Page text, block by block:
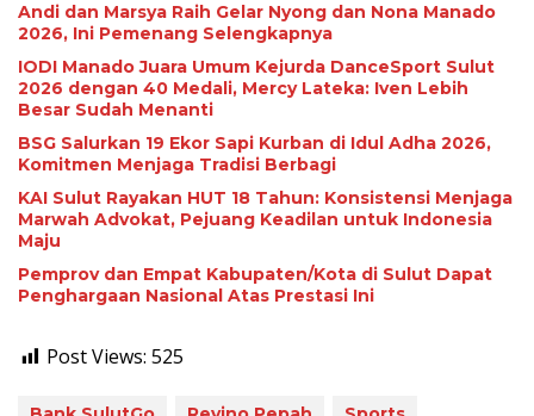
Andi dan Marsya Raih Gelar Nyong dan Nona Manado
2026, Ini Pemenang Selengkapnya
IODI Manado Juara Umum Kejurda DanceSport Sulut
2026 dengan 40 Medali, Mercy Lateka: Iven Lebih
Besar Sudah Menanti
BSG Salurkan 19 Ekor Sapi Kurban di Idul Adha 2026,
Komitmen Menjaga Tradisi Berbagi
KAI Sulut Rayakan HUT 18 Tahun: Konsistensi Menjaga
Marwah Advokat, Pejuang Keadilan untuk Indonesia
Maju
Pemprov dan Empat Kabupaten/Kota di Sulut Dapat
Penghargaan Nasional Atas Prestasi Ini
Post Views: 525